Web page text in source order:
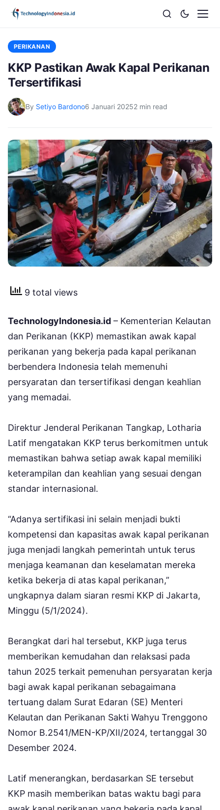
PERIKANAN
KKP Pastikan Awak Kapal Perikanan
Tersertifikasi
By Setiyo Bardono6 Januari 20252 min read
9 total views
TechnologyIndonesia.id – Kementerian Kelautan
dan Perikanan (KKP) memastikan awak kapal
perikanan yang bekerja pada kapal perikanan
berbendera Indonesia telah memenuhi
persyaratan dan tersertifikasi dengan keahlian
yang memadai.
Direktur Jenderal Perikanan Tangkap, Lotharia
Latif mengatakan KKP terus berkomitmen untuk
memastikan bahwa setiap awak kapal memiliki
keterampilan dan keahlian yang sesuai dengan
standar internasional.
“Adanya sertifikasi ini selain menjadi bukti
kompetensi dan kapasitas awak kapal perikanan
juga menjadi langkah pemerintah untuk terus
menjaga keamanan dan keselamatan mereka
ketika bekerja di atas kapal perikanan,”
ungkapnya dalam siaran resmi KKP di Jakarta,
Minggu (5/1/2024).
Berangkat dari hal tersebut, KKP juga terus
memberikan kemudahan dan relaksasi pada
tahun 2025 terkait pemenuhan persyaratan kerja
bagi awak kapal perikanan sebagaimana
tertuang dalam Surat Edaran (SE) Menteri
Kelautan dan Perikanan Sakti Wahyu Trenggono
Nomor B.2541/MEN-KP/XII/2024, tertanggal 30
Desember 2024.
Latif menerangkan, berdasarkan SE tersebut
KKP masih memberikan batas waktu bagi para